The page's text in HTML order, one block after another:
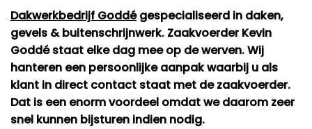
Dakwerkbedrijf Goddégespecialiseerd in daken,
gevels & buitenschrijnwerk. Zaakvoerder Kevin
Goddé staat elke dag mee op de werven. Wij
hanteren een persoonlijke aanpak waarbij u als
klant in direct contact staat met de zaakvoerder.
Dat is een enorm voordeel omdat we daarom zeer
snel kunnen bijsturen indien nodig.